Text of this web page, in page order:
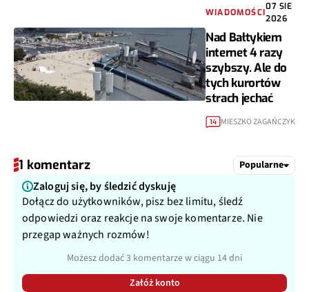
WIADOMOŚCI
07 SIE
2026
Nad Bałtykiem
internet 4 razy
szybszy. Ale do
tych kurortów
strach jechać
14 MIESZKO ZAGAŃCZYK
1 komentarz Popularne
Zaloguj się, by śledzić dyskuję
Dołącz do użytkowników, pisz bez limitu, śledź
odpowiedzi oraz reakcje na swoje komentarze. Nie
przegap ważnych rozmów!
Możesz dodać 3 komentarze w ciągu 14 dni
Załóż konto